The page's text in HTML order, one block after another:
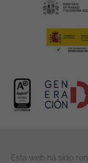
Esta web ha sido